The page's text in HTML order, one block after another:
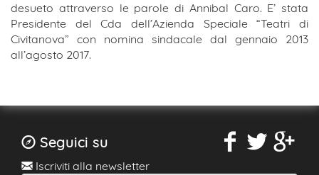
desueto attraverso le parole di Annibal Caro. E’ stata
Presidente del Cda dell’Azienda Speciale “Teatri di
Civitanova” con nomina sindacale dal gennaio 2013
all’agosto 2017.
Seguici su
Iscriviti alla newsletter